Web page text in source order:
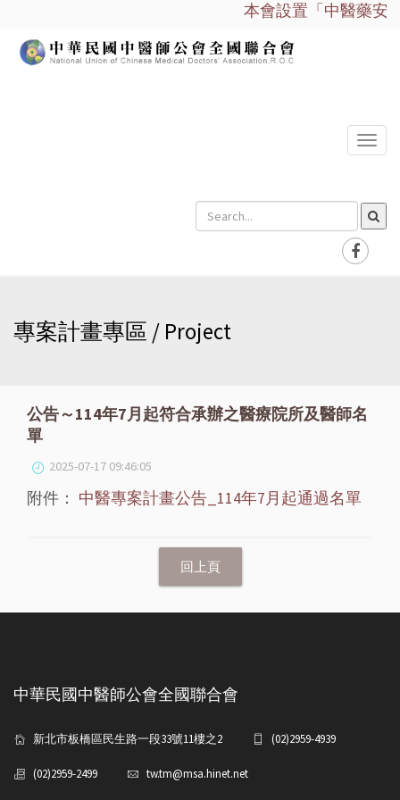
本會設置「中醫藥安
選
專案計畫專區 / Project
公告～114年7月起符合承辦之醫療院所及醫師名
單
2025-07-17 09:46:05
附件： 中醫專案計畫公告_114年7月起通過名單
中華民國中醫師公會全國聯合會
新北市板橋區民生路一段33號11樓之2 (02)2959-4939
(02)2959-2499 tw.tm@msa.hinet.net